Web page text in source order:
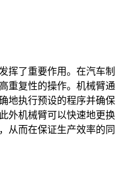
挥了重要作用。在汽车制
重复性的操作。机械臂通
地执行预设的程序并确保
外机械臂可以快速地更换
从而在保证生产效率的同